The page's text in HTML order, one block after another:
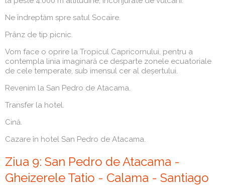
Ne îndreptăm spre satul Socaire.
Prânz de tip picnic.
Vom face o oprire la Tropicul Capricornului, pentru a
contempla linia imaginară ce desparte zonele ecuatoriale
de cele temperate, sub imensul cer al deșertului.
Revenim la San Pedro de Atacama.
Transfer la hotel.
Cină.
Cazare în hotel San Pedro de Atacama.
Ziua 9: San Pedro de Atacama -
Gheizerele Tatio - Calama - Santiago